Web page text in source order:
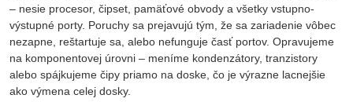
– nesie procesor, čipset, pamäťové obvody a všetky vstupno-
výstupné porty. Poruchy sa prejavujú tým, že sa zariadenie vôbec
nezapne, reštartuje sa, alebo nefunguje časť portov. Opravujeme
na komponentovej úrovni – meníme kondenzátory, tranzistory
alebo spájkujeme čipy priamo na doske, čo je výrazne lacnejšie
ako výmena celej dosky.